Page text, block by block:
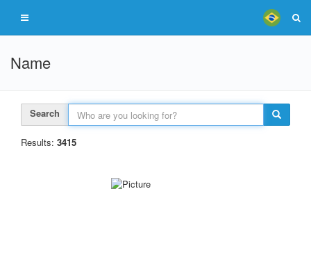
Name
Search
Results: 3415